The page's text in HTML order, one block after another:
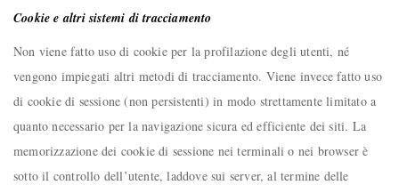
Cookie e altri sistemi di tracciamento
Non viene fatto uso di cookie per la profilazione degli utenti, né
vengono impiegati altri metodi di tracciamento. Viene invece fatto uso
di cookie di sessione (non persistenti) in modo strettamente limitato a
quanto necessario per la navigazione sicura ed efficiente dei siti. La
memorizzazione dei cookie di sessione nei terminali o nei browser è
sotto il controllo dell’utente, laddove sui server, al termine delle